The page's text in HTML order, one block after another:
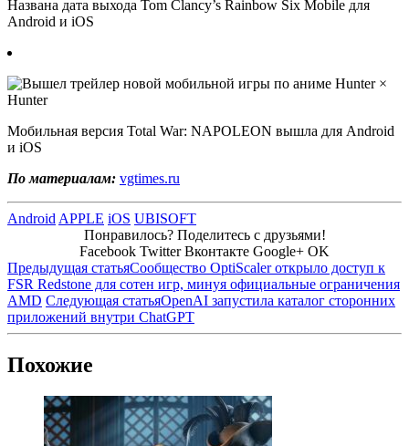
Названа дата выхода Tom Clancy’s Rainbow Six Mobile для
Android и iOS
Мобильная версия Total War: NAPOLEON вышла для Android
и iOS
По материалам: vgtimes.ru
Android APPLE iOS UBISOFT
Понравилось? Поделитесь с друзьями!
Facebook Twitter Вконтакте Google+ OK
Предыдущая статьяСообщество OptiScaler открыло доступ к
FSR Redstone для сотен игр, минуя официальные ограничения
AMD Следующая статьяOpenAI запустила каталог сторонних
приложений внутри ChatGPT
Похожие